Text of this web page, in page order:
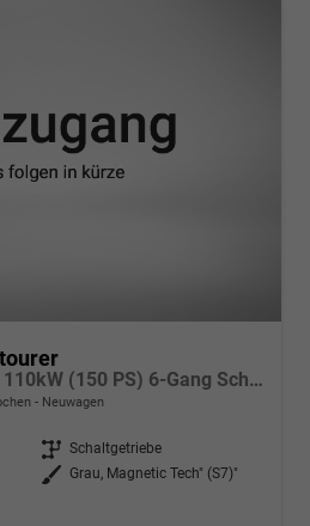
Basis (Basis) 1.5 TSI 110kW (150 PS) 6-Gang Schaltgetriebe
Neuwagen
Getriebe Schaltgetriebe
Außenfarbe
Grau, Magnetic Tech" (S7)"